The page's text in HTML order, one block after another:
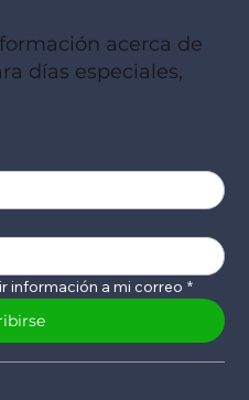
acerca de
días especiales,
información a mi correo *